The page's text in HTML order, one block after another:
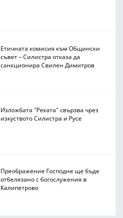
Етичната комисия към Общински
съвет – Силистра отказа да
санкционира Свилен Димитров
Изложбата "Реката" свързва чрез
изкуството Силистра и Русе
Преображение Господне ще бъде
отбелязано с богослужения в
Калипетрово